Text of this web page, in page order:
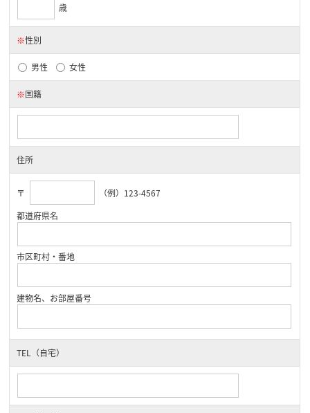
歳
※性別
男性 女性
※国籍
住所
〒
（例）123-4567
都道府県名
市区町村・番地
建物名、お部屋番号
TEL（自宅）